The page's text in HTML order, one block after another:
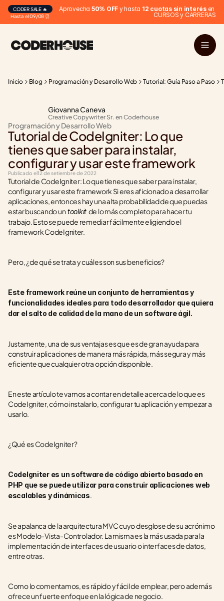
Hasta el 09/08 ⏰
CODER SALE 🔥 Aprovecha 50% OFF y hasta 12 cuotas sin interés en
CURSOS y CARRERAS
Inicio Blog Programación y Desarrollo Web Tutorial: Guía Paso a Paso
Giovanna Caneva
Creative Copywriter Sr. en Coderhouse
Programación y Desarrollo Web
Tutorial de CodeIgniter: Lo que
tienes que saber para instalar,
configurar y usar este framework
Publicado el12 de setiembre de 2022
Tutorial de CodeIgniter: Lo que tienes que saber para instalar,
configurar y usar este framework ‍Si eres aficionado a desarrollar
aplicaciones, entonces hay una alta probabilidad de que puedas
estar buscando un toolkit de lo más completo para hacer tu
trabajo. Esto se puede remediar fácilmente eligiendo el
framework CodeIgniter.
Pero, ¿de qué se trata y cuáles son sus beneficios?
Este framework reúne un conjunto de herramientas y
funcionalidades ideales para todo desarrollador que quiera
dar el salto de calidad de la mano de un software ágil.
Justamente, una de sus ventajas es que es de gran ayuda para
construir aplicaciones de manera más rápida, más segura y más
eficiente que cualquier otra opción disponible.
En este artículo te vamos a contar en detalle acerca de lo que es
CodeIgniter, cómo instalarlo, configurar tu aplicación y empezar a
usarlo.
¿Qué es CodeIgniter?
CodeIgniter es un software de código abierto basado en
PHP que se puede utilizar para construir aplicaciones web
escalables y dinámicas.
Se apalanca de la arquitectura MVC cuyo desglose de su acrónimo
es Modelo-Vista-Controlador. La misma es la más usada para la
implementación de interfaces de usuario o interfaces de datos,
entre otras.
Como lo comentamos, es rápido y fácil de emplear, pero además
ofrece un fuerte enfoque en la lógica de negocio.